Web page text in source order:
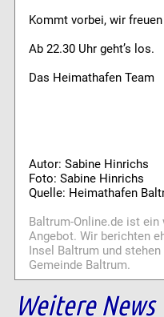
Kommt vorbei, wir
Ab 22.30 Uhr geht’s los.
Das Heimathafen Team
Autor: Sabine Hinrichs
Foto: Sabine Hinrichs
Quelle: Heimathafen
Baltrum-Online.de ist
Angebot. Wir berichten
Insel Baltrum und
Gemeinde Baltrum.
Weitere News